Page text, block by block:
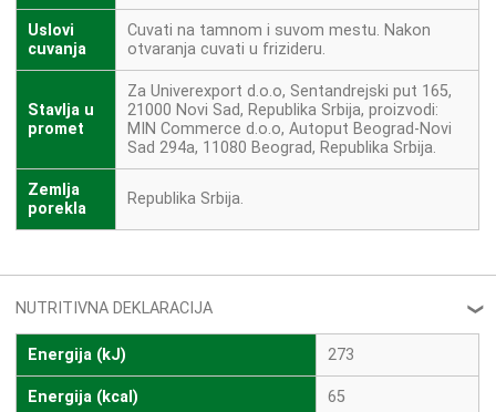
Uslovi
cuvanja
Cuvati na tamnom i suvom mestu. Nakon
otvaranja cuvati u frizideru.
Stavlja u
promet
Za Univerexport d.o.o, Sentandrejski put 165,
21000 Novi Sad, Republika Srbija, proizvodi:
MIN Commerce d.o.o, Autoput Beograd-Novi
Sad 294a, 11080 Beograd, Republika Srbija.
Zemlja
porekla
Republika Srbija.
NUTRITIVNA DEKLARACIJA ❮
Energija (kJ) 273
Energija (kcal) 65